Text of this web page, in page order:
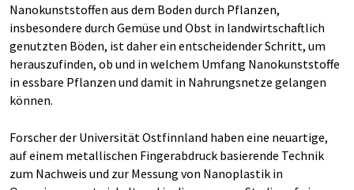
Nanokunststoffen aus dem Boden durch Pflanzen,
insbesondere durch Gemüse und Obst in landwirtschaftlich
genutzten Böden, ist daher ein entscheidender Schritt, um
herauszufinden, ob und in welchem Umfang Nanokunststoffe
in essbare Pflanzen und damit in Nahrungsnetze gelangen
können.
Forscher der Universität Ostfinnland haben eine neuartige,
auf einem metallischen Fingerabdruck basierende Technik
zum Nachweis und zur Messung von Nanoplastik in